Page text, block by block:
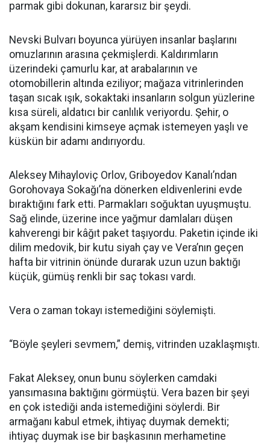
parmak gibi dokunan, kararsız bir şeydi.
Nevski Bulvarı boyunca yürüyen insanlar başlarını
omuzlarının arasına çekmişlerdi. Kaldırımların
üzerindeki çamurlu kar, at arabalarının ve
otomobillerin altında eziliyor; mağaza vitrinlerinden
taşan sıcak ışık, sokaktaki insanların solgun yüzlerine
kısa süreli, aldatıcı bir canlılık veriyordu. Şehir, o
akşam kendisini kimseye açmak istemeyen yaşlı ve
küskün bir adamı andırıyordu.
Aleksey Mihayloviç Orlov, Griboyedov Kanalı’ndan
Gorohovaya Sokağı’na dönerken eldivenlerini evde
bıraktığını fark etti. Parmakları soğuktan uyuşmuştu.
Sağ elinde, üzerine ince yağmur damlaları düşen
kahverengi bir kâğıt paket taşıyordu. Paketin içinde iki
dilim medovik, bir kutu siyah çay ve Vera’nın geçen
hafta bir vitrinin önünde durarak uzun uzun baktığı
küçük, gümüş renkli bir saç tokası vardı.
Vera o zaman tokayı istemediğini söylemişti.
“Böyle şeyleri sevmem,” demiş, vitrinden uzaklaşmıştı.
Fakat Aleksey, onun bunu söylerken camdaki
yansımasına baktığını görmüştü. Vera bazen bir şeyi
en çok istediği anda istemediğini söylerdi. Bir
armağanı kabul etmek, ihtiyaç duymak demekti;
ihtiyaç duymak ise bir başkasının merhametine